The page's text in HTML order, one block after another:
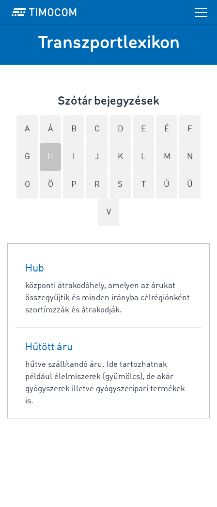
Transzportlexikon
Szótár bejegyzések
A Á B C D E É F
G H J K L M N
O Ö P R S Ú Ü
V
Hub
központi átrakodóhely, amelyen az árukat
összegyűjtik és minden irányba célrégiónként
szortírozzák és átrakodják.
Hűtött áru
hűtve szállítandó áru. Ide tartozhatnak
például élelmiszerek (gyümölcs), de akár
gyógyszerek illetve gyógyszeripari termékek
is.